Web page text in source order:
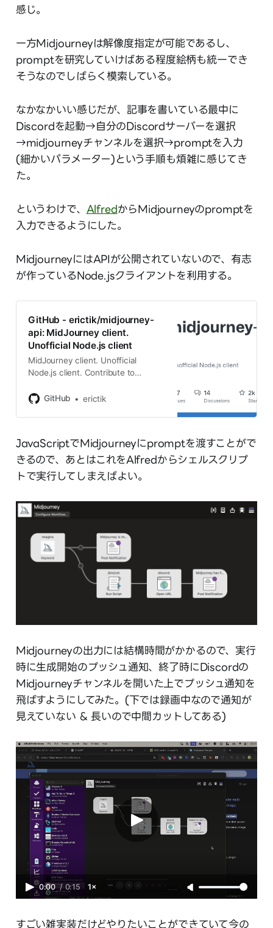
感じ。
一方Midjourneyは解像度指定が可能であるし、
promptを研究していけばある程度絵柄も統一でき
そうなのでしばらく模索している。
なかなかいい感じだが、記事を書いている最中に
Discordを起動→自分のDiscordサーバーを選択
→midjourneyチャンネルを選択→promptを入力
(細かいパラメーター)という手順も煩雑に感じてき
た。
というわけで、 AlfredからMidjourneyのpromptを
入力できるようにした。
MidjourneyにはAPIが公開されていないので、有志
が作っているNode.jsクライアントを利用する。
GitHub - erictik/midjourney-
api: MidJourney client.
Unofficial Node.js client
MidJourney client. Unofficial
Node.js client. Contribute to
by creating an account on GitHub.
GitHub erictik
JavaScriptでMidjourneyにpromptを渡すことがで
きるので、あとはこれをAlfredからシェルスクリプ
トで実行してしまえばよい。
Midjourneyの出力には結構時間がかかるので、実行
時に生成開始のプッシュ通知、終了時にDiscordの
Midjourneyチャンネルを開いた上でプッシュ通知を
飛ばすようにしてみた。(下では録画中なので通知が
見えていない & 長いので中間カットしてある)
0:00 / 0:15 1×
すごい雑実装だけどやりたいことができていて今の